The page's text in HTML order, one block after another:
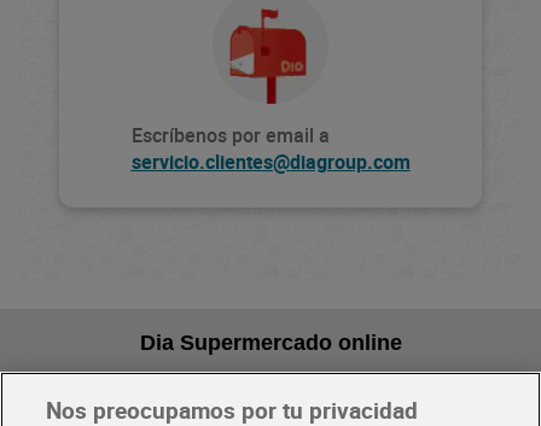
Escríbenos por email a
servicio.clientes@diagroup.com
Dia Supermercado online
Pide hoy, recibe hoy
Nos preocupamos por tu privacidad